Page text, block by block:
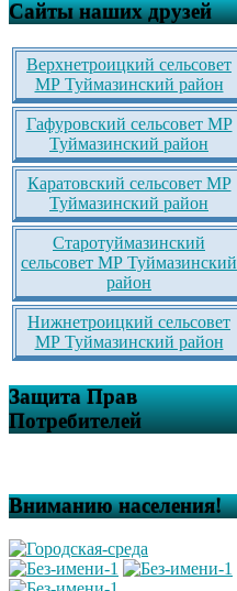
Сайты наших друзей
Верхнетроицкий сельсовет
МР Туймазинский район
Гафуровский сельсовет МР
Туймазинский район
Каратовский сельсовет МР
Туймазинский район
Старотуймазинский
сельсовет МР Туймазинский
район
Нижнетроицкий сельсовет
МР Туймазинский район
Защита Прав
Потребителей
Вниманию населения!